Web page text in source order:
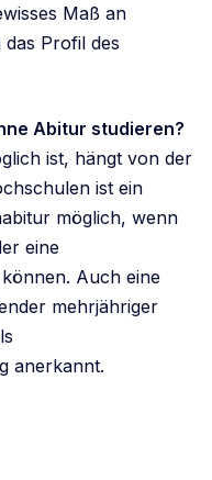
Maß an
Profil des
Abitur studieren?
ist, hängt von der
ist ein
möglich, wenn
eine
Auch eine
mehrjähriger
anerkannt.